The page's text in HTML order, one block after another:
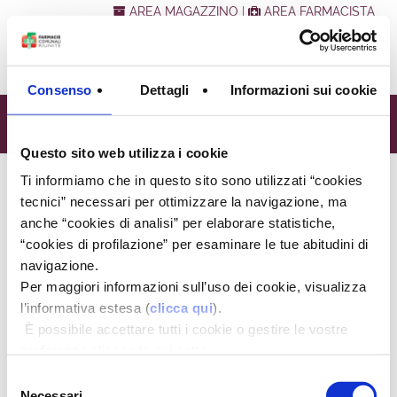
Consenso Dettagli Informazioni sui cookie
Questo sito web utilizza i cookie
Ti informiamo che in questo sito sono utilizzati “cookies
tecnici” necessari per ottimizzare la navigazione, ma
anche “cookies di analisi” per elaborare statistiche,
“cookies di profilazione” per esaminare le tue abitudini di
navigazione.
Per maggiori informazioni sull’uso dei cookie, visualizza
l’informativa estesa (clicca qui).
È possibile accettare tutti i cookie o gestire le vostre
AREA MAGAZZINO AREA FARMACISTA
Sei qui: Home Page / News / 2024
17/12/24- Servizi di telecardiologia a carico SSR
14/10/24- Campagna di Vaccinazione 2024-25
14/10/24- Incontro info-educativo rivolto ai celiaci neo-
diagnosticati e alle loro famiglie
Ultimo aggiornamento: 15/10/25